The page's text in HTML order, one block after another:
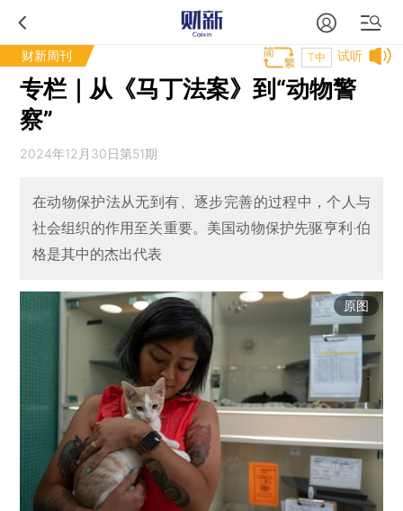
财新周刊 试听
T中
专栏｜从《马丁法案》到“动物警
察”
2024年12月30日第51期
在动物保护法从无到有、逐步完善的过程中，个人与
社会组织的作用至关重要。美国动物保护先驱亨利·伯
格是其中的杰出代表
原图